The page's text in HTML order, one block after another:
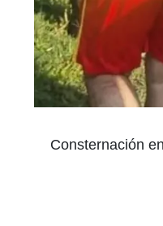
Consternación